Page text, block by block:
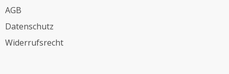
AGB
Datenschutz
Widerrufsrecht